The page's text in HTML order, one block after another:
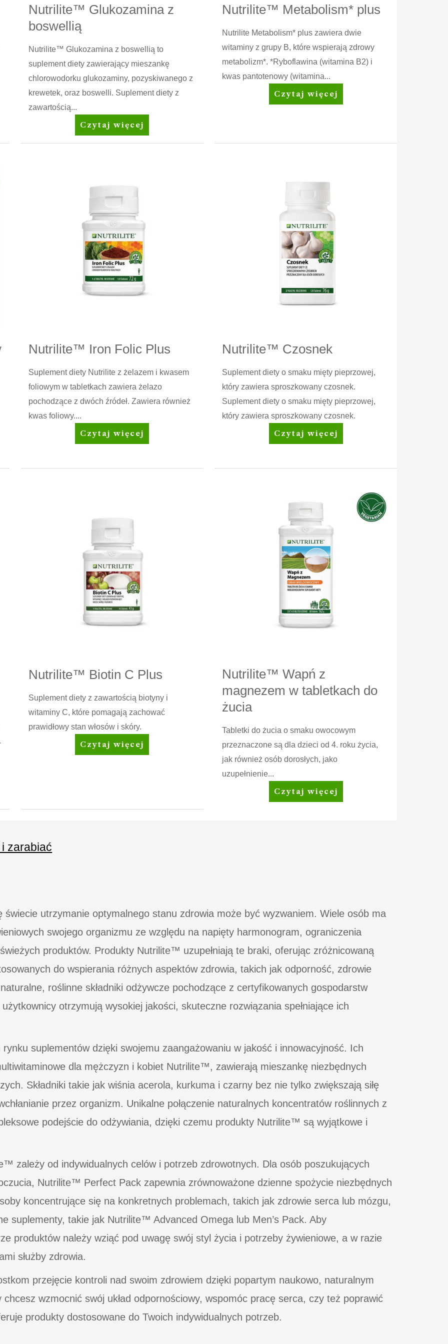
Nutrilite™ Glukozamina z
boswellią
Nutrilite™ Glukozamina z boswellią to
suplement diety zawierający mieszankę
chlorowodorku glukozaminy, pozyskiwanego z
krewetek, oraz boswelli. Suplement diety z
zawartością...
Nutrilite™
Glukozamina
Czytaj więcej
Nutrilite™ Metabolism* plus
Nutrilite Metabolism* plus zawiera dwie
witaminy z grupy B, które wspierają zdrowy
metabolizm*. *Ryboflawina (witamina B2) i
kwas pantotenowy (witamina...
Nutrilite™
Metabolism*
Czytaj więcej
Nutrilite™ Iron Folic Plus
Suplement diety Nutrilite z żelazem i kwasem
foliowym w tabletkach zawiera żelazo
pochodzące z dwóch źródeł. Zawiera również
kwas foliowy....
Nutrilite™
Iron
Czytaj więcej
Nutrilite™ Czosnek
Suplement diety o smaku mięty pieprzowej,
który zawiera sproszkowany czosnek.
Suplement diety o smaku mięty pieprzowej,
który zawiera sproszkowany czosnek.
Nutrilite™
Czosnek
Czytaj więcej
Nutrilite™ Biotin C Plus
Suplement diety z zawartością biotyny i
witaminy C, które pomagają zachować
prawidłowy stan włosów i skóry.
Nutrilite™
Biotin
Czytaj więcej
Nutrilite™ Wapń z
magnezem w tabletkach do
żucia
Tabletki do żucia o smaku owocowym
przeznaczone są dla dzieci od 4. roku życia,
jak również osób dorosłych, jako
uzupełnienie...
Nutrilite™
Wapń
Czytaj więcej
zarabiać
utrzymanie optymalnego stanu zdrowia może być wyzwaniem. Wiele osób ma
swojego organizmu ze względu na napięty harmonogram, ograniczenia
produktów. Produkty Nutrilite™ uzupełniają te braki, oferując zróżnicowaną
do wspierania różnych aspektów zdrowia, takich jak odporność, zdrowie
roślinne składniki odżywcze pochodzące z certyfikowanych gospodarstw
otrzymują wysokiej jakości, skuteczne rozwiązania spełniające ich
suplementów dzięki swojemu zaangażowaniu w jakość i innowacyjność. Ich
dla mężczyzn i kobiet Nutrilite™, zawierają mieszankę niezbędnych
Składniki takie jak wiśnia acerola, kurkuma i czarny bez nie tylko zwiększają siłę
przez organizm. Unikalne połączenie naturalnych koncentratów roślinnych z
podejście do odżywiania, dzięki czemu produkty Nutrilite™ są wyjątkowe i
zależy od indywidualnych celów i potrzeb zdrowotnych. Dla osób poszukujących
Nutrilite™ Perfect Pack zapewnia zrównoważone dzienne spożycie niezbędnych
koncentrujące się na konkretnych problemach, takich jak zdrowie serca lub mózgu,
suplementy, takie jak Nutrilite™ Advanced Omega lub Men’s Pack. Aby
produktów należy wziąć pod uwagę swój styl życia i potrzeby żywieniowe, a w razie
służby zdrowia.
przejęcie kontroli nad swoim zdrowiem dzięki popartym naukowo, naturalnym
wzmocnić swój układ odpornościowy, wspomóc pracę serca, czy też poprawić
produkty dostosowane do Twoich indywidualnych potrzeb.